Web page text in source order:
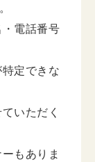
電話番号
定できな
いただく
ーもありま